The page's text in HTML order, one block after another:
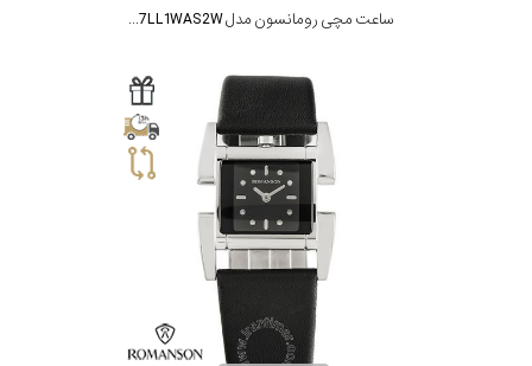
ساعت مچی رومانسون مدل NM7627LL1WAS2W